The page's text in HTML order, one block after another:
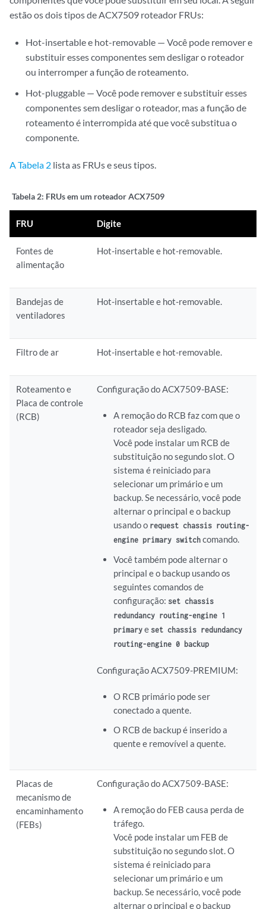
estão os dois tipos de ACX7509 roteador FRUs:
Hot-insertable e hot-removable — Você pode remover e
substituir esses componentes sem desligar o roteador
ou interromper a função de roteamento.
Hot-pluggable — Você pode remover e substituir esses
componentes sem desligar o roteador, mas a função de
roteamento é interrompida até que você substitua o
componente.
A Tabela 2 lista as FRUs e seus tipos.
Tabela 2: FRUs em um roteador ACX7509
FRU Digite
Fontes de
alimentação
Hot-insertable e hot-removable.
Bandejas de
ventiladores
Hot-insertable e hot-removable.
Filtro de ar Hot-insertable e hot-removable.
Roteamento e
Placa de controle
(RCB)
Configuração do ACX7509-BASE:
A remoção do RCB faz com que o
roteador seja desligado.
Você pode instalar um RCB de
substituição no segundo slot. O
sistema é reiniciado para
selecionar um primário e um
backup. Se necessário, você pode
alternar o principal e o backup
usando o request chassis routing-
engine primary switchcomando.
Você também pode alternar o
principal e o backup usando os
seguintes comandos de
configuração: set chassis
redundancy routing-engine 1
primarye set chassis redundancy
routing-engine 0 backup
Configuração ACX7509-PREMIUM:
O RCB primário pode ser
conectado a quente.
O RCB de backup é inserido a
quente e removível a quente.
Placas de
mecanismo de
encaminhamento
(FEBs)
Configuração do ACX7509-BASE:
A remoção do FEB causa perda de
tráfego.
Você pode instalar um FEB de
substituição no segundo slot. O
sistema é reiniciado para
selecionar um primário e um
backup. Se necessário, você pode
alternar o principal e o backup